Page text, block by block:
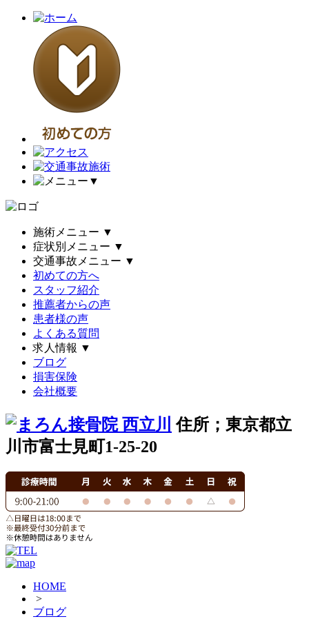
▼
施術メニュー ▼
症状別メニュー ▼
交通事故メニュー ▼
初めての方へ
スタッフ紹介
推薦者からの声
患者様の声
よくある質問
求人情報 ▼
ブログ
損害保険
会社概要
住所；東京都立
川市富士見町1-25-20
HOME
>
ブログ